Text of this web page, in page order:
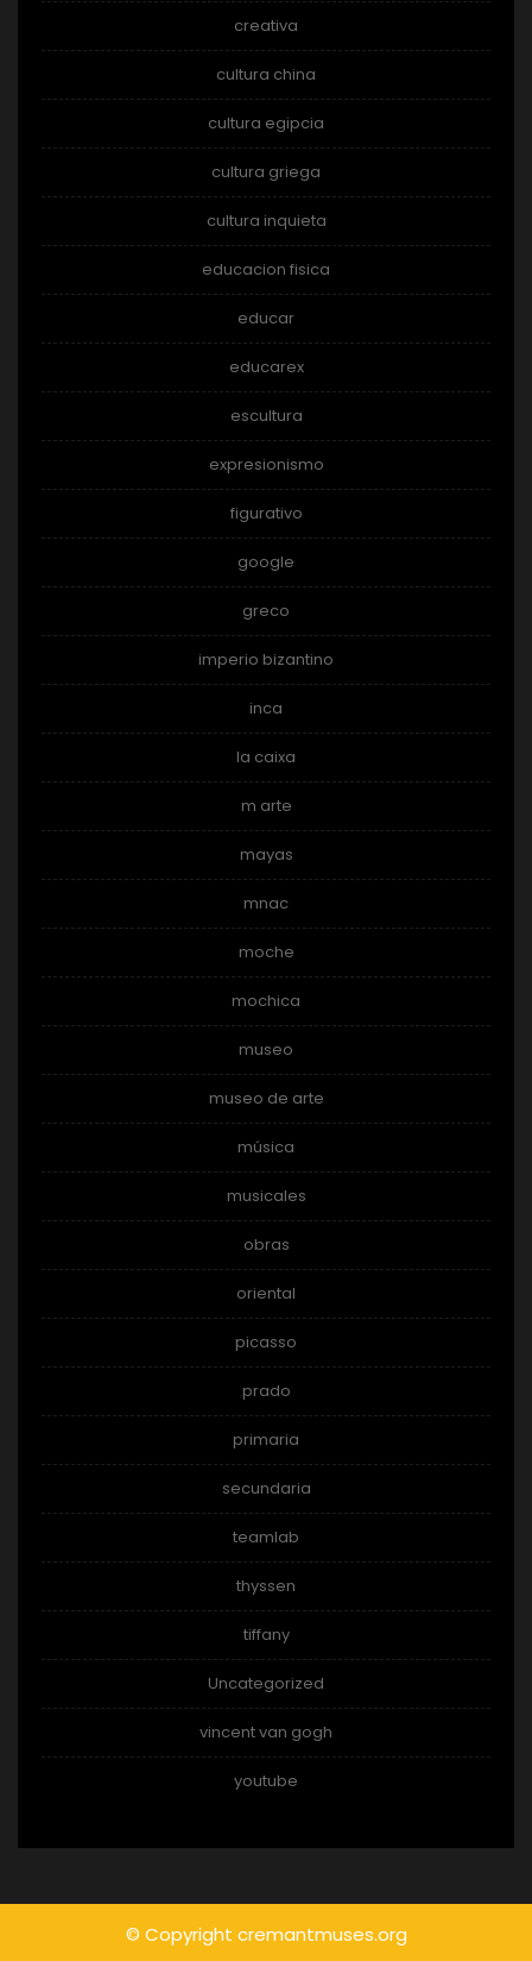
creativa
cultura china
cultura egipcia
cultura griega
cultura inquieta
educacion fisica
educar
educarex
escultura
expresionismo
figurativo
google
greco
imperio bizantino
inca
la caixa
m arte
mayas
mnac
moche
mochica
museo
museo de arte
música
musicales
obras
oriental
picasso
prado
primaria
secundaria
teamlab
thyssen
tiffany
Uncategorized
vincent van gogh
youtube
© Copyright cremantmuses.org